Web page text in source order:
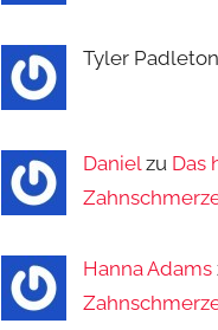
Tyler
Daniel zu Das
Hanna Adams